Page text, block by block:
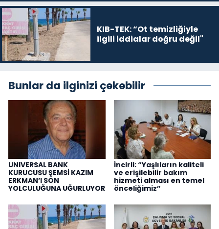
KIB-TEK: “Ot temizliğiyle
ilgili iddialar doğru değil"
Bunlar da ilginizi çekebilir
UNIVERSAL BANK
KURUCUSU ŞEMSİ KAZIM
ERKMAN’I SON
YOLCULUĞUNA UĞURLUYOR
İncirli: “Yaşlıların kaliteli
ve erişilebilir bakım
hizmeti alması en temel
önceliğimiz”